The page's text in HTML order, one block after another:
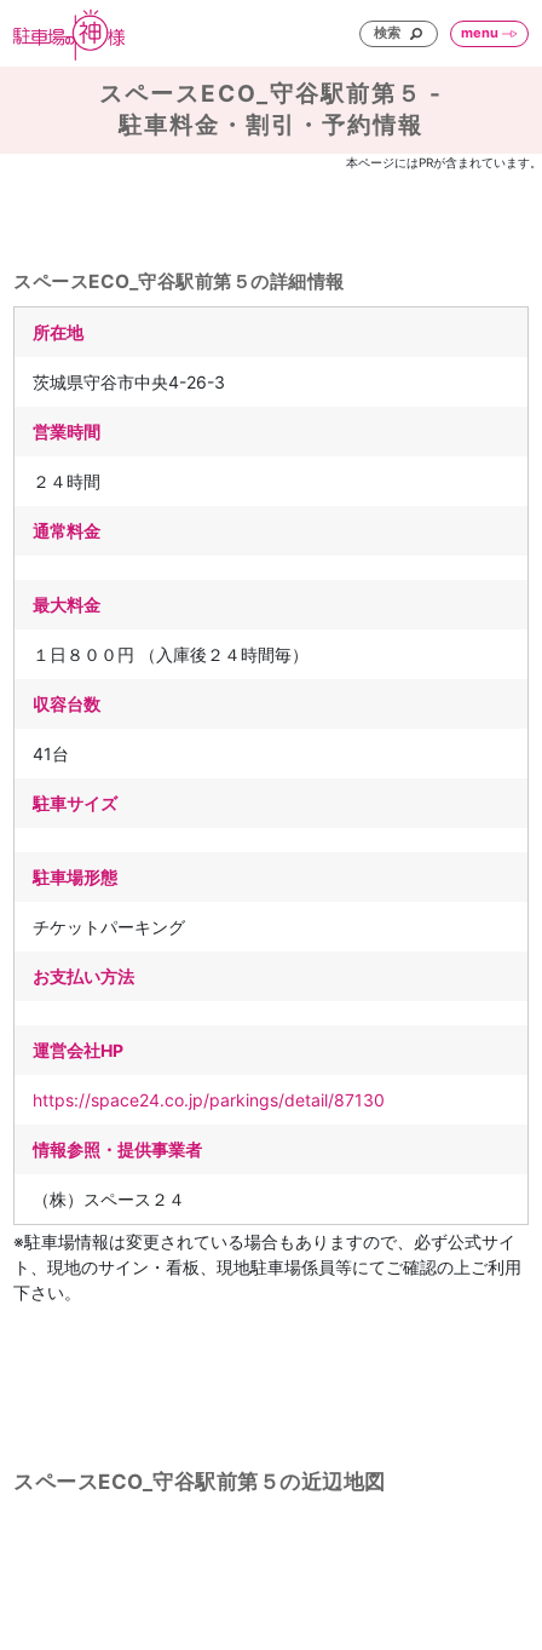
検索 menu
スペースECO_守谷駅前第５ -
駐車料金・割引・予約情報
本ページにはPRが含まれています。
スペースECO_守谷駅前第５の詳細情報
所在地
茨城県守谷市中央4-26-3
営業時間
２４時間
通常料金
最大料金
１日８００円 （入庫後２４時間毎）
収容台数
41台
駐車サイズ
駐車場形態
チケットパーキング
お支払い方法
運営会社HP
https://space24.co.jp/parkings/detail/87130
情報参照・提供事業者
（株）スペース２４
※駐車場情報は変更されている場合もありますので、必ず公式サイ
ト、現地のサイン・看板、現地駐車場係員等にてご確認の上ご利用
下さい。
スペースECO_守谷駅前第５の近辺地図